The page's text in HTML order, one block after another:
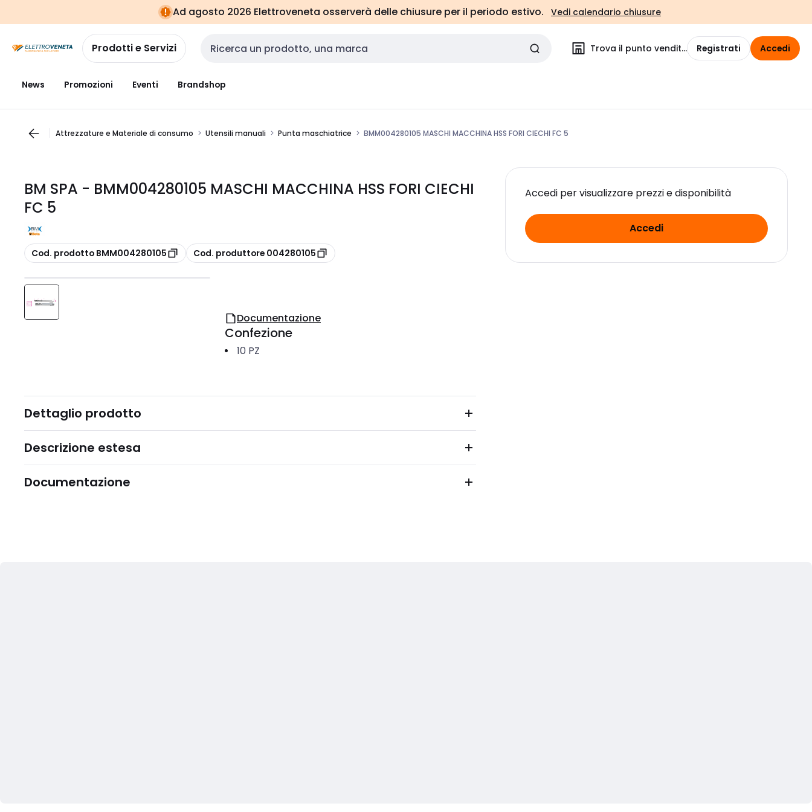
navigazionealla
pagina
Ad agosto 2026 Elettroveneta osserverà delle chiusure per il periodo estivo. Vedi calendario chiusure
Prodotti e Servizi Cerca input Trova il punto vendita Registrati Accedi
News Promozioni Eventi Brandshop
Attrezzature e Materiale di consumo Utensili manuali Punta maschiatrice BMM004280105 MASCHI MACCHINA HSS FORI CIECHI FC 5
BM SPA - BMM004280105 MASCHI MACCHINA HSS FORI CIECHI
FC 5
copia
Cod. prodotto BMM004280105 copia
Cod. produttore 004280105
Accedi per visualizzare prezzi e disponibilità
Accedi
Documentazione
Confezione
10 PZ
Dettaglio prodotto
Descrizione estesa
Documentazione